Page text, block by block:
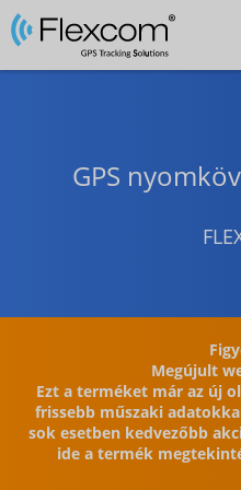
GPS
Megújult
Ezt a terméket már az új
frissebb műszaki
sok esetben kedvezőbb
ide a termék